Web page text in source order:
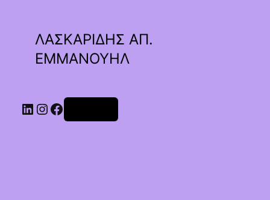
ΛΑΣΚΑΡΙΔΗΣ ΑΠ.
ΕΜΜΑΝΟΥΗΛ
Linkedin
Instagram
Facebook